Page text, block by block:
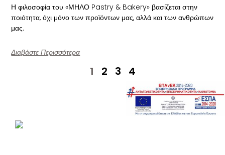
Η φιλοσοφία του «ΜΗΛΟ Pastry & Bakery» βασίζεται στην
ποιότητα, όχι μόνο των προϊόντων μας, αλλά και των ανθρώπων
μας.
Διαβάστε Περισσότερα
1 2 3 4